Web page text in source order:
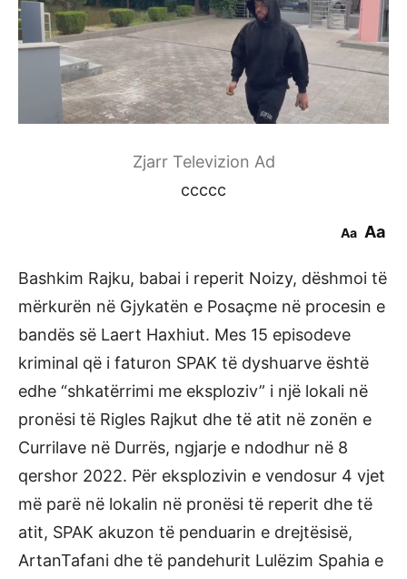
Zjarr Televizion Ad
ccccc
Aa Aa
Bashkim Rajku, babai i reperit Noizy, dëshmoi të
mërkurën në Gjykatën e Posaçme në procesin e
bandës së Laert Haxhiut. Mes 15 episodeve
kriminal që i faturon SPAK të dyshuarve është
edhe “shkatërrimi me eksploziv” i një lokali në
pronësi të Rigles Rajkut dhe të atit në zonën e
Currilave në Durrës, ngjarje e ndodhur në 8
qershor 2022. Për eksplozivin e vendosur 4 vjet
më parë në lokalin në pronësi të reperit dhe të
atit, SPAK akuzon të penduarin e drejtësisë,
ArtanTafani dhe të pandehurit Lulëzim Spahia e